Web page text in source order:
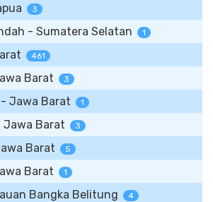
3
- Sumatera Selatan 1
461
Barat 3
Jawa Barat 1
Jawa Barat 3
Barat 5
Barat 1
Bangka Belitung 4